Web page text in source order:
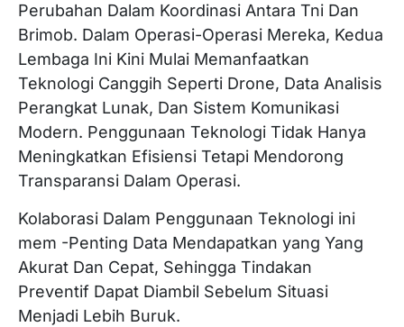
Perubahan Dalam Koordinasi Antara Tni Dan
Brimob. Dalam Operasi-Operasi Mereka, Kedua
Lembaga Ini Kini Mulai Memanfaatkan
Teknologi Canggih Seperti Drone, Data Analisis
Perangkat Lunak, Dan Sistem Komunikasi
Modern. Penggunaan Teknologi Tidak Hanya
Meningkatkan Efisiensi Tetapi Mendorong
Transparansi Dalam Operasi.
Kolaborasi Dalam Penggunaan Teknologi ini
mem -Penting Data Mendapatkan yang Yang
Akurat Dan Cepat, Sehingga Tindakan
Preventif Dapat Diambil Sebelum Situasi
Menjadi Lebih Buruk.